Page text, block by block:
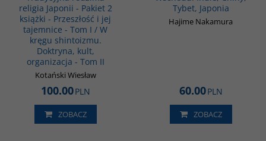
religia Japonii - Pakiet 2
książki - Przeszłość i jej
tajemnice - Tom I / W
kręgu shintoizmu.
Doktryna, kult,
organizacja - Tom II
Kotański Wiesław
100.00PLN
ZOBACZ
Tybet, Japonia
Hajime Nakamura
60.00PLN
ZOBACZ